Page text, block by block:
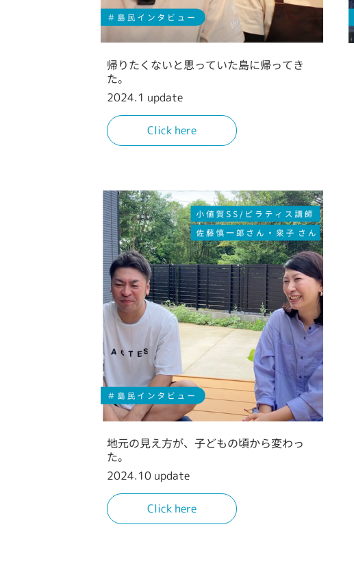
帰りたくないと思っていた島に帰ってき
た。
2024.1 update
Click here
地元の見え方が、子どもの頃から変わっ
た。
2024.10 update
Click here